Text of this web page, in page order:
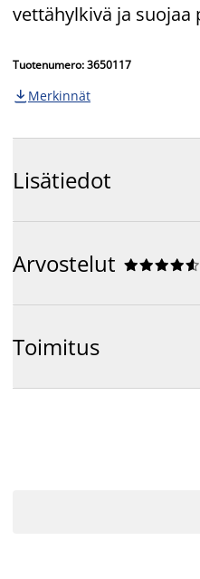
vettähylkivä ja
Tuotenumero: 3650117
 Merkinnät
Lisätiedot
Arvostelut 





Toimitus